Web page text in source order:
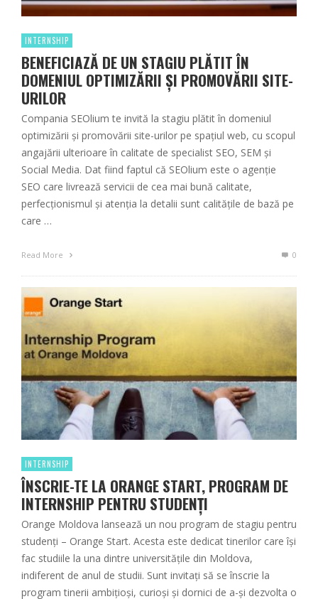
INTERNSHIP
BENEFICIAZĂ DE UN STAGIU PLĂTIT ÎN
DOMENIUL OPTIMIZĂRII ȘI PROMOVĂRII SITE-
URILOR
Compania SEOlium te invită la stagiu plătit în domeniul
optimizării și promovării site-urilor pe spațiul web, cu scopul
angajării ulterioare în calitate de specialist SEO, SEM și
Social Media. Dat fiind faptul că SEOlium este o agenție
SEO care livrează servicii de cea mai bună calitate,
perfecționismul și atenția la detalii sunt calitățile de bază pe
care …
Read More 0
INTERNSHIP
ÎNSCRIE-TE LA ORANGE START, PROGRAM DE
INTERNSHIP PENTRU STUDENȚI
Orange Moldova lansează un nou program de stagiu pentru
studenți – Orange Start. Acesta este dedicat tinerilor care își
fac studiile la una dintre universitățile din Moldova,
indiferent de anul de studii. Sunt invitați să se înscrie la
program tinerii ambițioși, curioși și dornici de a-și dezvolta o